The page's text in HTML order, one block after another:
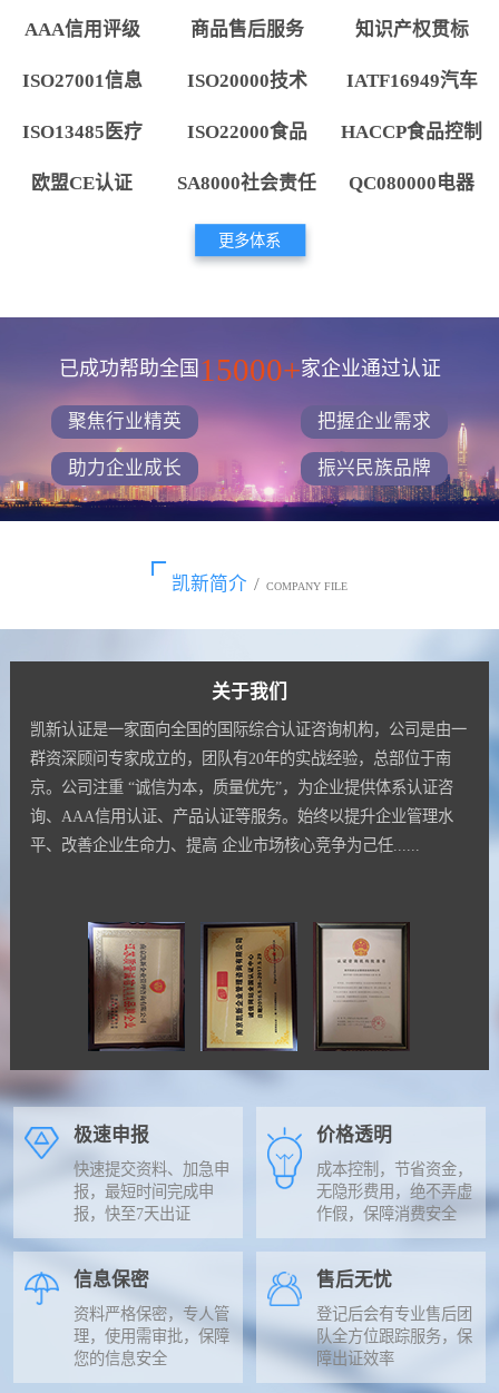
AAA信用评级 商品售后服务 知识产权贯标
ISO27001信息 ISO20000技术 IATF16949汽车
ISO13485医疗 ISO22000食品 HACCP食品控制
欧盟CE认证 SA8000社会责任 QC080000电器
更多体系
已成功帮助全国 15000+家企业通过认证
聚焦行业精英 把握企业需求
助力企业成长 振兴民族品牌
凯新简介 / COMPANY FILE
关于我们
凯新认证是一家面向全国的国际综合认证咨询机构，公司是由一
群资深顾问专家成立的，团队有20年的实战经验，总部位于南
京。公司注重 “诚信为本，质量优先”，为企业提供体系认证咨
询、AAA信用认证、产品认证等服务。始终以提升企业管理水
平、改善企业生命力、提高 企业市场核心竞争为己任......
极速申报
快速提交资料、加急申
报，最短时间完成申
报，快至7天出证
价格透明
成本控制，节省资金，
无隐形费用，绝不弄虚
作假，保障消费安全
信息保密
资料严格保密，专人管
理，使用需审批，保障
您的信息安全
售后无忧
登记后会有专业售后团
队全方位跟踪服务，保
障出证效率